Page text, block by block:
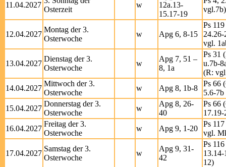
11.04.2027
Osterzeit
w
12a.13-
15.17-19
vgl.7b)
12.04.2027
Montag der 3.
Osterwoche
w Apg 6, 8-15
Ps
vgl.
13.04.2027
Dienstag der 3.
Osterwoche
w
Apg 7, 51 –
8, 1a
Ps 31
u.7b-
(R:
14.04.2027
Mittwoch der 3.
Osterwoche
w Apg 8, 1b-8
Ps 66
5.6-
15.04.2027
Donnerstag der 3.
Osterwoche
w
Apg 8, 26-
40
Ps 66
16.04.2027
Freitag der 3.
Osterwoche
w Apg 9, 1-20
Ps
vgl.
17.04.2027
Samstag der 3.
Osterwoche
w
Apg 9, 31-
42
Ps
12)